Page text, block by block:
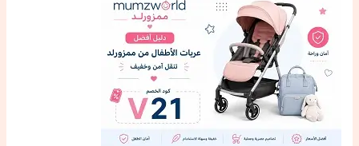
والرضاعة
من
ممزورلد
2026:
راحة
كود